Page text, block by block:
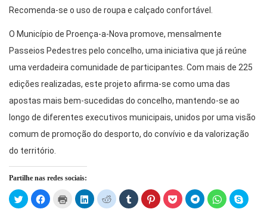
Recomenda-se o uso de roupa e calçado confortável.
O Município de Proença-a-Nova promove, mensalmente
Passeios Pedestres pelo concelho, uma iniciativa que já reúne
uma verdadeira comunidade de participantes. Com mais de 225
edições realizadas, este projeto afirma-se como uma das
apostas mais bem-sucedidas do concelho, mantendo-se ao
longo de diferentes executivos municipais, unidos por uma visão
comum de promoção do desporto, do convívio e da valorização
do território.
Partilhe nas redes sociais:
Click
to
Click
to
Click Click
to
Click
to
Click
to
Click
to
Click
to
Click
to
Click
to
Click
to